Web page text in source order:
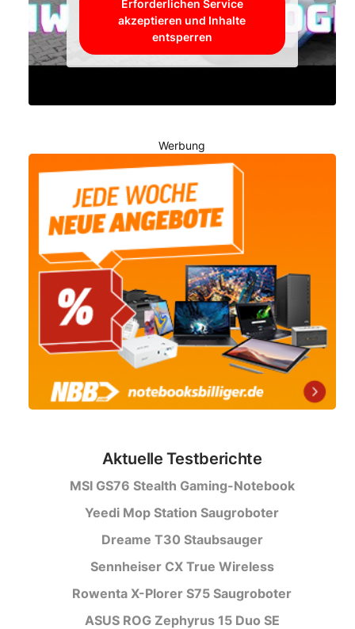
Erforderlichen Service
akzeptieren und Inhalte
entsperren
Werbung
Aktuelle Testberichte
MSI GS76 Stealth Gaming-Notebook
Yeedi Mop Station Saugroboter
Dreame T30 Staubsauger
Sennheiser CX True Wireless
Rowenta X-Plorer S75 Saugroboter
ASUS ROG Zephyrus 15 Duo SE